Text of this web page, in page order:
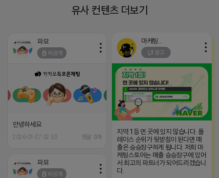
유사 컨텐츠 더보기
파묘
비공개
안녕하세요
2026-01-27 02:53 댓글: 0개
광고
지역 1등 먼 곳에 있지 않습니다. 플
레이스 순위가 뒷받침이 된다면 매
출은 승승장구하게 됩니다. 저희 마
케팅스토어는 매출 승승장구에 있어
서 최고의 파트너가 되어드리겠습니
다.
파묘
비공개